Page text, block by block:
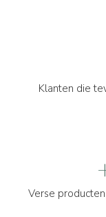
Klanten die
Verse